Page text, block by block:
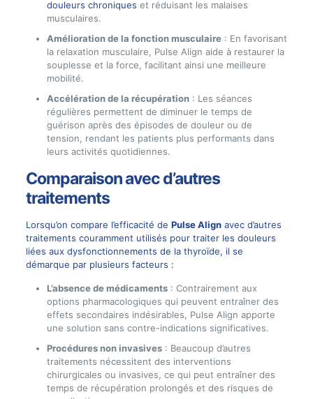
douleurs chroniques et réduisant les malaises
musculaires.
Amélioration de la fonction musculaire: En favorisant
la relaxation musculaire, Pulse Align aide à restaurer la
souplesse et la force, facilitant ainsi une meilleure
mobilité.
Accélération de la récupération: Les séances
régulières permettent de diminuer le temps de
guérison après des épisodes de douleur ou de
tension, rendant les patients plus performants dans
leurs activités quotidiennes.
Comparaison avec d’autres
traitements
Lorsqu’on compare l’efficacité de Pulse Alignavec d’autres
traitements couramment utilisés pour traiter les douleurs
liées aux dysfonctionnements de la thyroïde, il se
démarque par plusieurs facteurs :
L’absence de médicaments: Contrairement aux
options pharmacologiques qui peuvent entraîner des
effets secondaires indésirables, Pulse Align apporte
une solution sans contre-indications significatives.
Procédures non invasives: Beaucoup d’autres
traitements nécessitent des interventions
chirurgicales ou invasives, ce qui peut entraîner des
temps de récupération prolongés et des risques de